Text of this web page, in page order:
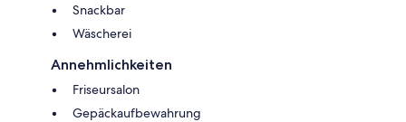
Snackbar
Wäscherei
Annehmlichkeiten
Friseursalon
Gepäckaufbewahrung